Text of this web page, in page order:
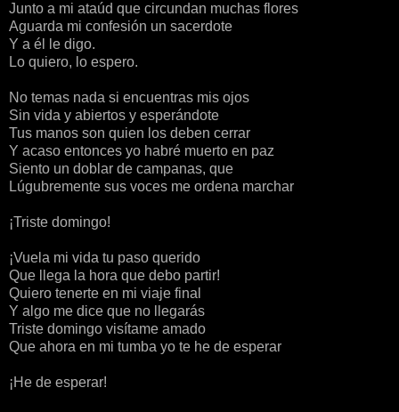
Junto a mi ataúd que circundan muchas flores
Aguarda mi confesión un sacerdote
Y a él le digo.
Lo quiero, lo espero.
No temas nada si encuentras mis ojos
Sin vida y abiertos y esperándote
Tus manos son quien los deben cerrar
Y acaso entonces yo habré muerto en paz
Siento un doblar de campanas, que
Lúgubremente sus voces me ordena marchar
¡Triste domingo!
¡Vuela mi vida tu paso querido
Que llega la hora que debo partir!
Quiero tenerte en mi viaje final
Y algo me dice que no llegarás
Triste domingo visítame amado
Que ahora en mi tumba yo te he de esperar
¡He de esperar!